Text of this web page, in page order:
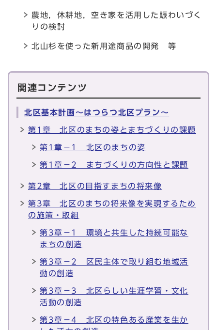
農地，休耕地，空き家を活用した賑わいづく
りの検討
北山杉を使った新用途商品の開発 等
関連コンテンツ
北区基本計画～はつらつ北区プラン～
第1章 北区のまちの姿とまちづくりの課題
第1章－1 北区のまちの姿
第1章－2 まちづくりの方向性と課題
第2章 北区の目指すまちの将来像
第3章 北区のまちの将来像を実現するため
の施策・取組
第3章－1 環境と共生した持続可能な
まちの創造
第3章－2 区民主体で取り組む地域活
動の創造
第3章－3 北区らしい生涯学習・文化
活動の創造
第3章－4 北区の特色ある産業を生か